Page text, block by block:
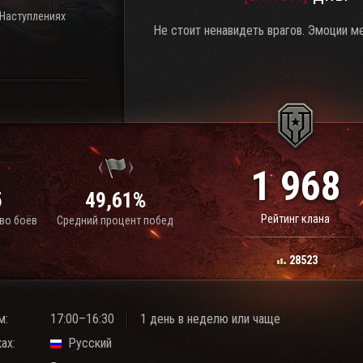
Не стоит ненавидеть врагов. Эмоции
боёв
49,61%
Средний процент побед
1 968
Рейтинг клана
28523
17:00–16:30
1 день в неделю или чаще
Русский